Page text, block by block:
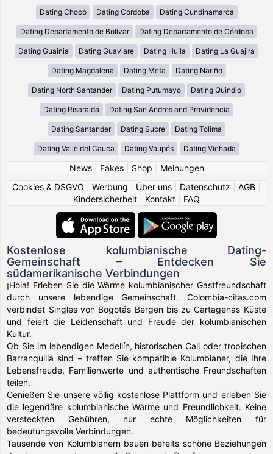
Dating Chocó Dating Cordoba Dating Cundinamarca
Dating Departamento de Bolívar Dating Departamento de Córdoba
Dating Guainia Dating Guaviare Dating Huila Dating La Guajira
Dating Magdalena Dating Meta Dating Nariño
Dating North Santander Dating Putumayo Dating Quindio
Dating Risaralda Dating San Andres and Providencia
Dating Santander Dating Sucre Dating Tolima
Dating Valle del Cauca Dating Vaupés Dating Vichada
News| Fakes| Shop
Meinungen
Cookies & DSGVO
Werbung Über uns Datenschutz AGB
Kindersicherheit
Kontakt FAQ
Kostenlose kolumbianische Dating-
Gemeinschaft – Entdecken Sie
südamerikanische Verbindungen
¡Hola! Erleben Sie die Wärme kolumbianischer Gastfreundschaft
durch unsere lebendige Gemeinschaft. Colombia-citas.com
verbindet Singles von Bogotás Bergen bis zu Cartagenas Küste
und feiert die Leidenschaft und Freude der kolumbianischen
Kultur.
Ob Sie im lebendigen Medellín, historischen Cali oder tropischen
Barranquilla sind – treffen Sie kompatible Kolumbianer, die Ihre
Lebensfreude, Familienwerte und authentische Freundschaften
teilen.
Genießen Sie unsere völlig kostenlose Plattform und erleben Sie
die legendäre kolumbianische Wärme und Freundlichkeit. Keine
versteckten Gebühren, nur echte Möglichkeiten für
bedeutungsvolle Verbindungen.
Tausende von Kolumbianern bauen bereits schöne Beziehungen